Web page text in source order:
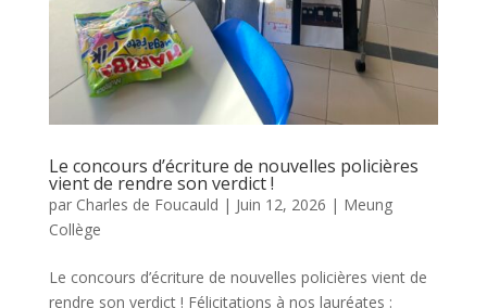
Le concours d’écriture de nouvelles policières
vient de rendre son verdict !
par Charles de Foucauld | Juin 12, 2026 | Meung
Collège
Le concours d’écriture de nouvelles policières vient de
rendre son verdict ! Félicitations à nos lauréates :